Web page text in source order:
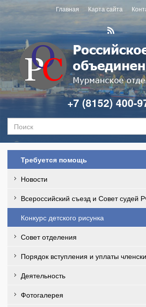
Главная Карта сайта
+7 (8152) 400-
Требуется помощь
Новости
Всероссийский съезд и Совет судей
Конкурс детского рисунка
Совет отделения
Порядок вступления и уплаты
Деятельность
Фотогалерея